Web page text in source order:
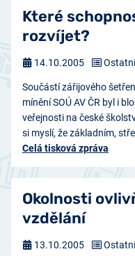
Které
rozvíjet?
Součástí zářijového
mínění SOÚ AV ČR byl i
veřejnosti na české
si myslí, že základním,
Celá tisková zpráva
14.10.2005
Okolnosti
vzdělání
13.10.2005